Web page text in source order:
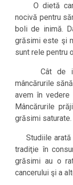
O dietă care
nocivă pentru
boli de inimă.
grăsimi este şi
sunt rele pentru
Cât de
mâncărurile
avem în
Mâncărurile
grăsimi saturate.
Studiile arată
tradiţie în
grăsimi au o
cancerului şi a